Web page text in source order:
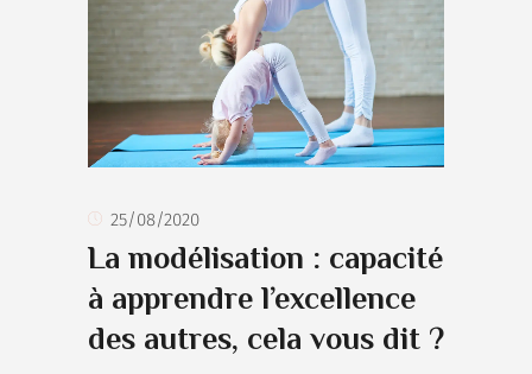
25/08/2020
La modélisation : capacité
à apprendre l’excellence
des autres, cela vous dit ?